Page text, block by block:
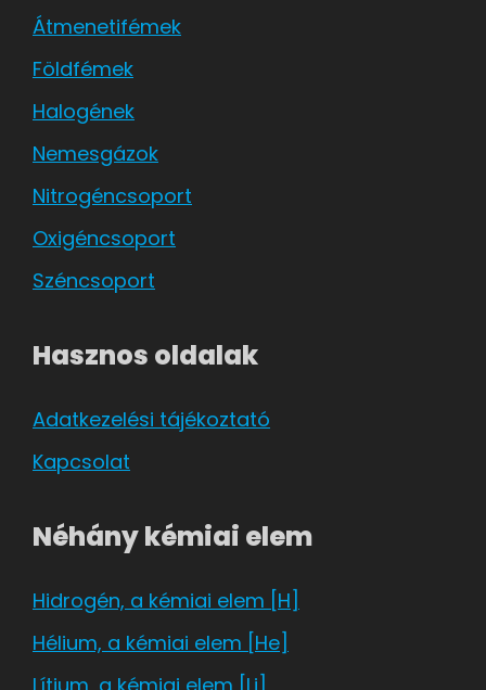
Átmenetifémek
Földfémek
Halogének
Nemesgázok
Nitrogéncsoport
Oxigéncsoport
Széncsoport
Hasznos oldalak
Adatkezelési tájékoztató
Kapcsolat
Néhány kémiai elem
Hidrogén, a kémiai elem [H]
Hélium, a kémiai elem [He]